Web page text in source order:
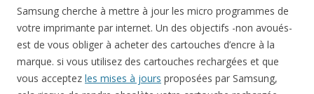
Samsung cherche à mettre à jour les micro programmes de
votre imprimante par internet. Un des objectifs -non avoués-
est de vous obliger à acheter des cartouches d’encre à la
marque. si vous utilisez des cartouches rechargées et que
vous acceptez les mises à jours proposées par Samsung,